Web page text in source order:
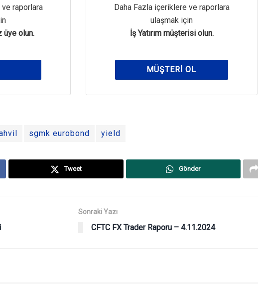
raporlara
üye olun.
Daha Fazla içeriklere ve raporlara
ulaşmak için
İş Yatırım müşterisi olun.
MÜŞTERI OL
sgmk eurobond yield
Tweet Gönder
Sonraki Yazı
CFTC FX Trader Raporu – 4.11.2024